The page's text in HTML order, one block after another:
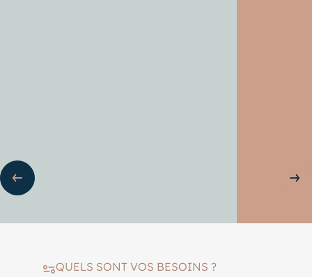
QUELS SONT VOS BESOINS ?